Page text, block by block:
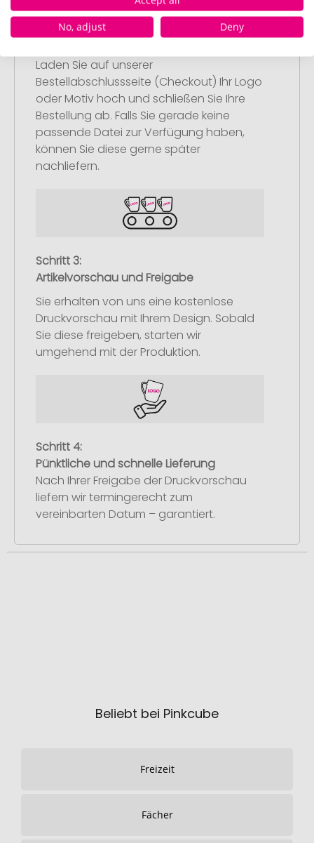
Schritt 2:
Upload Ihres Logos oder Motivs
Laden Sie auf unserer
Bestellabschlussseite (Checkout) Ihr Logo
oder Motiv hoch und schließen Sie Ihre
Bestellung ab. Falls Sie gerade keine
passende Datei zur Verfügung haben,
können Sie diese gerne später
nachliefern.
Schritt 3:
Artikelvorschau und Freigabe
Sie erhalten von uns eine kostenlose
Druckvorschau mit Ihrem Design. Sobald
Sie diese freigeben, starten wir
umgehend mit der Produktion.
Schritt 4:
Pünktliche und schnelle Lieferung
Nach Ihrer Freigabe der Druckvorschau
liefern wir termingerecht zum
vereinbarten Datum – garantiert.
Beliebt bei Pinkcube
Freizeit
Fächer
No, adjust
Deny